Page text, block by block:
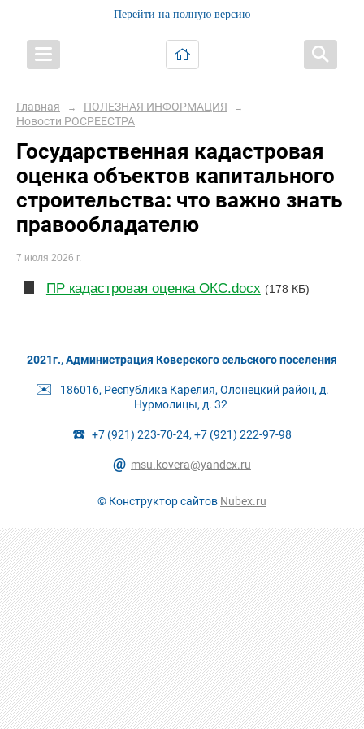
Перейти на полную версию
Главная → ПОЛЕЗНАЯ ИНФОРМАЦИЯ →
Новости РОСРЕЕСТРА
Государственная кадастровая
оценка объектов капитального
строительства: что важно знать
правообладателю
7 июля 2026 г.
ПР кадастровая оценка ОКС.docx (178 КБ)
2021г., Администрация Коверского сельского поселения
✉️ 186016, Республика Карелия, Олонецкий район, д.
Нурмолицы, д. 32
☎️ +7 (921) 223-70-24, +7 (921) 222-97-98
@ msu.kovera@yandex.ru
© Конструктор сайтов Nubex.ru